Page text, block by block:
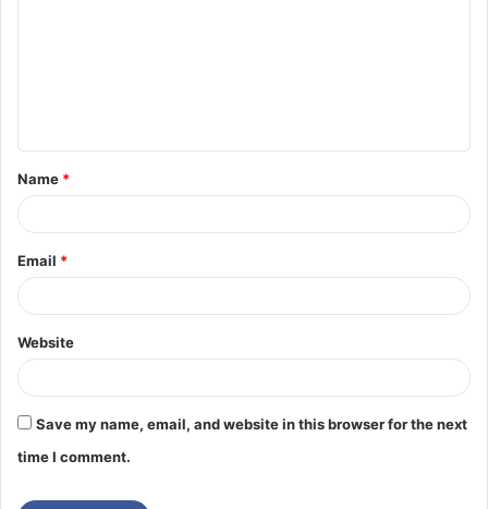
Name *
Email *
Website
Save my name, email, and website in this browser for the next
time I comment.